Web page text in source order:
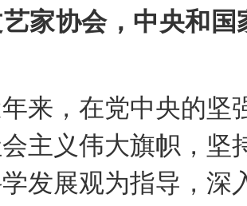
家协会，中央和
，在党中央的坚
主义伟大旗帜，坚
发展观为指导，深